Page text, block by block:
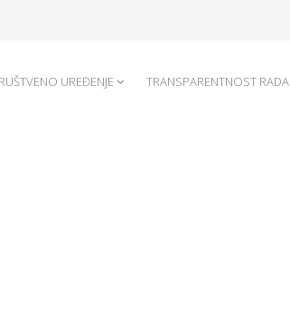
UREĐENJE TRANSPARENTNOST RADA